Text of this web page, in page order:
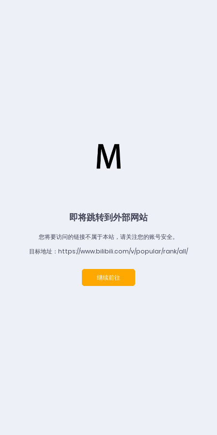
即将跳转到外部网站
您将要访问的链接不属于本站，请关注您的账号安全。
目标地址：https://www.bilibili.com/v/popular/rank/all/
继续前往